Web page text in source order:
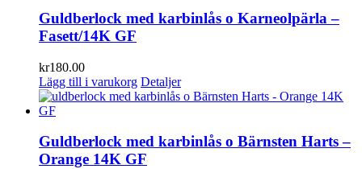
Guldberlock med karbinlås o Karneolpärla –
Fasett/14K GF
kr180.00
Lägg till i varukorg Detaljer
Guldberlock med karbinlås o Bärnsten Harts –
Orange 14K GF